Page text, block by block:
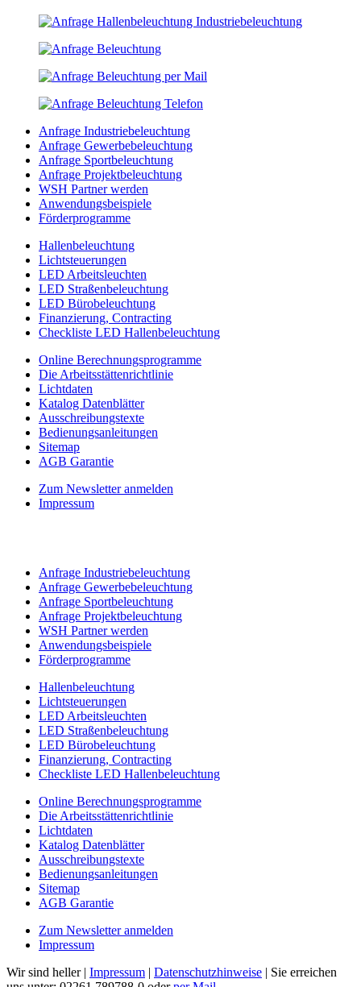
Anfrage Industriebeleuchtung
Anfrage Gewerbebeleuchtung
Anfrage Sportbeleuchtung
Anfrage Projektbeleuchtung
WSH Partner werden
Anwendungsbeispiele
Förderprogramme
Hallenbeleuchtung
Lichtsteuerungen
LED Arbeitsleuchten
LED Straßenbeleuchtung
LED Bürobeleuchtung
Finanzierung, Contracting
Checkliste LED Hallenbeleuchtung
Online Berechnungsprogramme
Die Arbeitsstättenrichtlinie
Lichtdaten
Katalog Datenblätter
Ausschreibungstexte
Bedienungsanleitungen
Sitemap
AGB Garantie
Zum Newsletter anmelden
Impressum
Anfrage Industriebeleuchtung
Anfrage Gewerbebeleuchtung
Anfrage Sportbeleuchtung
Anfrage Projektbeleuchtung
WSH Partner werden
Anwendungsbeispiele
Förderprogramme
Hallenbeleuchtung
Lichtsteuerungen
LED Arbeitsleuchten
LED Straßenbeleuchtung
LED Bürobeleuchtung
Finanzierung, Contracting
Checkliste LED Hallenbeleuchtung
Online Berechnungsprogramme
Die Arbeitsstättenrichtlinie
Lichtdaten
Katalog Datenblätter
Ausschreibungstexte
Bedienungsanleitungen
Sitemap
AGB Garantie
Zum Newsletter anmelden
Impressum
Wir sind heller | Impressum | Datenschutzhinweise | Sie erreichen